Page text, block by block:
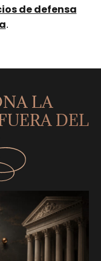
de defensa
.
LA
DEL